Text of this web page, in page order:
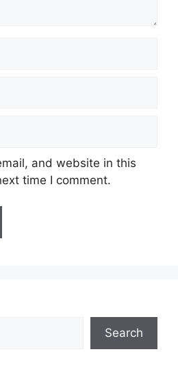
and website in this
time I comment.
Search